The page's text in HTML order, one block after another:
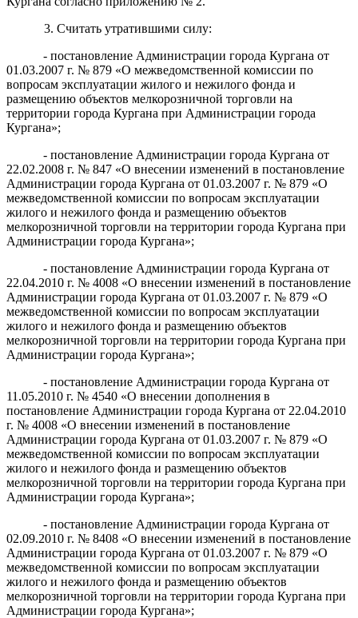
3. Считать утратившими силу:
- постановление Администрации города Кургана от
01.03.2007 г. № 879 «О межведомственной комиссии по
вопросам эксплуатации жилого и нежилого фонда и
размещению объектов мелкорозничной торговли на
территории города Кургана при Администрации города
Кургана»;
- постановление Администрации города Кургана от
22.02.2008 г. № 847 «О внесении изменений в постановление
Администрации города Кургана от 01.03.2007 г. № 879 «О
межведомственной комиссии по вопросам эксплуатации
жилого и нежилого фонда и размещению объектов
мелкорозничной торговли на территории города Кургана при
Администрации города Кургана»;
- постановление Администрации города Кургана от
22.04.2010 г. № 4008 «О внесении изменений в постановление
Администрации города Кургана от 01.03.2007 г. № 879 «О
межведомственной комиссии по вопросам эксплуатации
жилого и нежилого фонда и размещению объектов
мелкорозничной торговли на территории города Кургана при
Администрации города Кургана»;
- постановление Администрации города Кургана от
11.05.2010 г. № 4540 «О внесении дополнения в
постановление Администрации города Кургана от 22.04.2010
г. № 4008 «О внесении изменений в постановление
Администрации города Кургана от 01.03.2007 г. № 879 «О
межведомственной комиссии по вопросам эксплуатации
жилого и нежилого фонда и размещению объектов
мелкорозничной торговли на территории города Кургана при
Администрации города Кургана»;
- постановление Администрации города Кургана от
02.09.2010 г. № 8408 «О внесении изменений в постановление
Администрации города Кургана от 01.03.2007 г. № 879 «О
межведомственной комиссии по вопросам эксплуатации
жилого и нежилого фонда и размещению объектов
мелкорозничной торговли на территории города Кургана при
Администрации города Кургана»;